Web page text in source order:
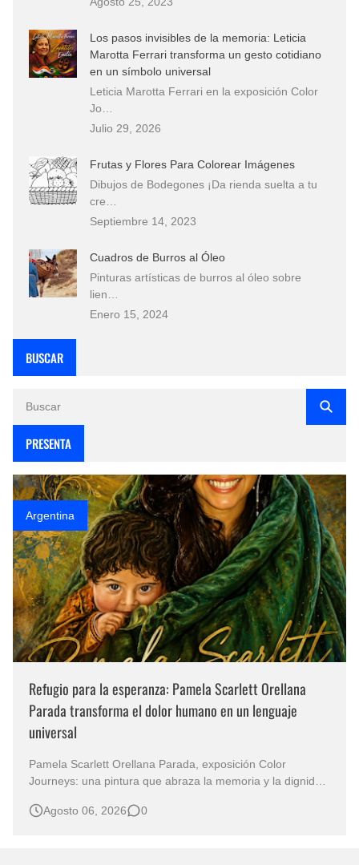
Los pasos invisibles de la memoria: Leticia
Marotta Ferrari transforma un gesto cotidiano
en un símbolo universal
Leticia Marotta Ferrari en la exposición Color
Jo…
Julio 29, 2026
Frutas y Flores Para Colorear Imágenes
Dibujos de Bodegones ¡Da rienda suelta a tu
cre…
Septiembre 14, 2023
Cuadros de Burros al Óleo
Pinturas artísticas de burros al óleo sobre
lien…
Enero 15, 2024
BUSCAR
PRESENTA
Argentina
Refugio para la esperanza: Pamela Scarlett Orellana
Parada transforma el dolor humano en un lenguaje
universal
Pamela Scarlett Orellana Parada, exposición Color
Journeys: una pintura que abraza la memoria y la dignidad
obras no necesitan levantar la voz para permanecer en la
Agosto 06, 2026 0